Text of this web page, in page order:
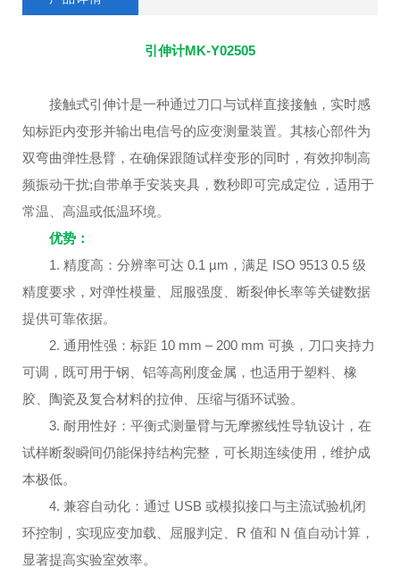
引伸计MK-Y02505
接触式引伸计是一种通过刀口与试样直接接触，实时感
知标距内变形并输出电信号的应变测量装置。其核心部件为
双弯曲弹性悬臂，在确保跟随试样变形的同时，有效抑制高
频振动干扰;自带单手安装夹具，数秒即可完成定位，适用于
常温、高温或低温环境。
优势：
1. 精度高：分辨率可达 0.1 µm，满足 ISO 9513 0.5 级
精度要求，对弹性模量、屈服强度、断裂伸长率等关键数据
提供可靠依据。
2. 通用性强：标距 10 mm – 200 mm 可换，刀口夹持力
可调，既可用于钢、铝等高刚度金属，也适用于塑料、橡
胶、陶瓷及复合材料的拉伸、压缩与循环试验。
3. 耐用性好：平衡式测量臂与无摩擦线性导轨设计，在
试样断裂瞬间仍能保持结构完整，可长期连续使用，维护成
本极低。
4. 兼容自动化：通过 USB 或模拟接口与主流试验机闭
环控制，实现应变加载、屈服判定、R 值和 N 值自动计算，
显著提高实验室效率。